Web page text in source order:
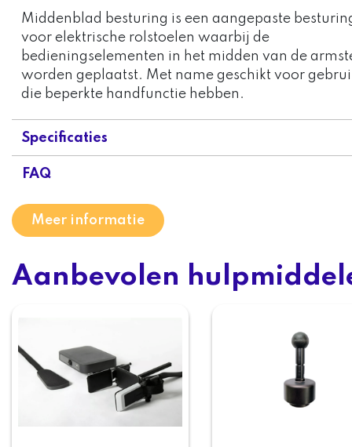
Middenblad besturing is een aangepaste
voor elektrische rolstoelen waarbij de
bedieningselementen in het midden van de
worden geplaatst. Met name geschikt voor
die beperkte handfunctie hebben.
Specificaties
FAQ
Meer informatie
Aanbevolen